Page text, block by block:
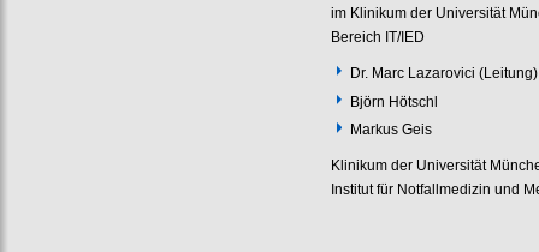
im Klinikum der Universität
Bereich IT/IED
Dr. Marc Lazarovici (Leitung)
Björn Hötschl
Markus Geis
Klinikum der Universität
Institut für Notfallmedizin und